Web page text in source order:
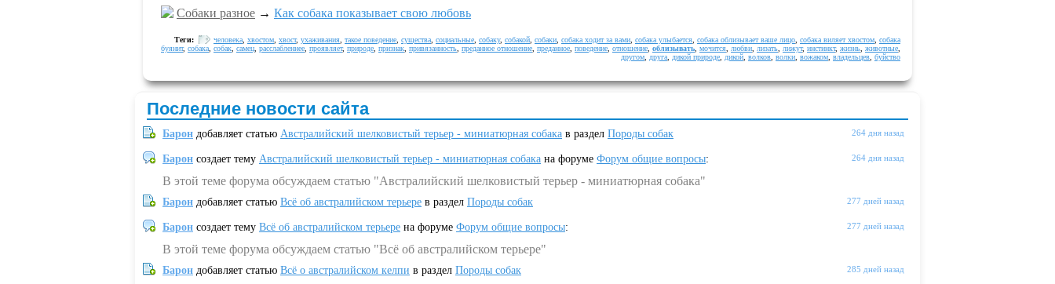
Собаки разное → Как собака показывает свою любовь
Теги: человека хвостом хвост, ухаживания такое поведение существа социальные собаку, собакой собаки собака ходит за вами собака улыбается собака облизывает ваше лицо собака виляет хвостом собака
буянит, собака собак самец расслабленнее проявляет, природе признак привязанность преданное отношение преданное поведение отношение облизывать мочится любви лизать лижут, инстинкт, жизнь животные
другом
друга дикой природе дикой волков волки вожаком владельцев буйство
Последние новости сайта
264 дня назад
Барон добавляет статью Австралийский шелковистый терьер - миниатюрная собака в раздел Породы собак
264 дня назад
Барон создает тему Австралийский шелковистый терьер - миниатюрная собака на форуме Форум общие вопросы:
В этой теме форума обсуждаем статью "Австралийский шелковистый терьер - миниатюрная собака"
277 дней назад
Барон добавляет статью Всё об австралийском терьере в раздел Породы собак
277 дней назад
Барон создает тему Всё об австралийском терьере на форуме Форум общие вопросы:
В этой теме форума обсуждаем статью "Всё об австралийском терьере"
285 дней назад
Барон добавляет статью Всё о австралийском келпи в раздел Породы собак